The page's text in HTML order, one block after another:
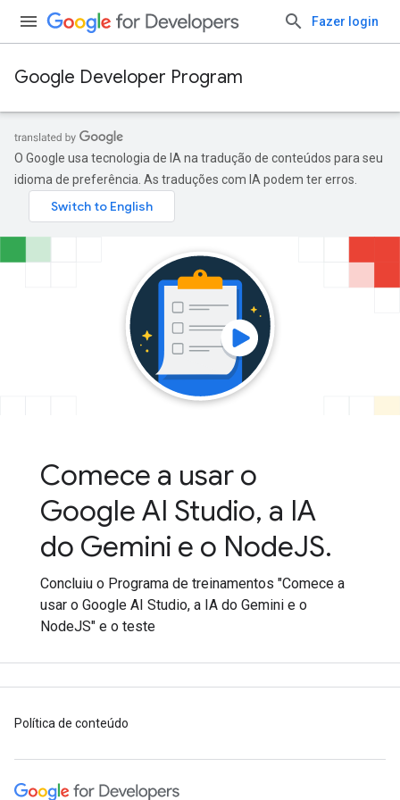
Fazer login
Google Developer Program
O Google usa tecnologia de IA na tradução de conteúdos para seu
idioma de preferência. As traduções com IA podem ter erros.
Comece a usar o
Google AI Studio, a IA
do Gemini e o NodeJS.
Concluiu o Programa de treinamentos "Comece a
usar o Google AI Studio, a IA do Gemini e o
NodeJS" e o teste
Política de conteúdo